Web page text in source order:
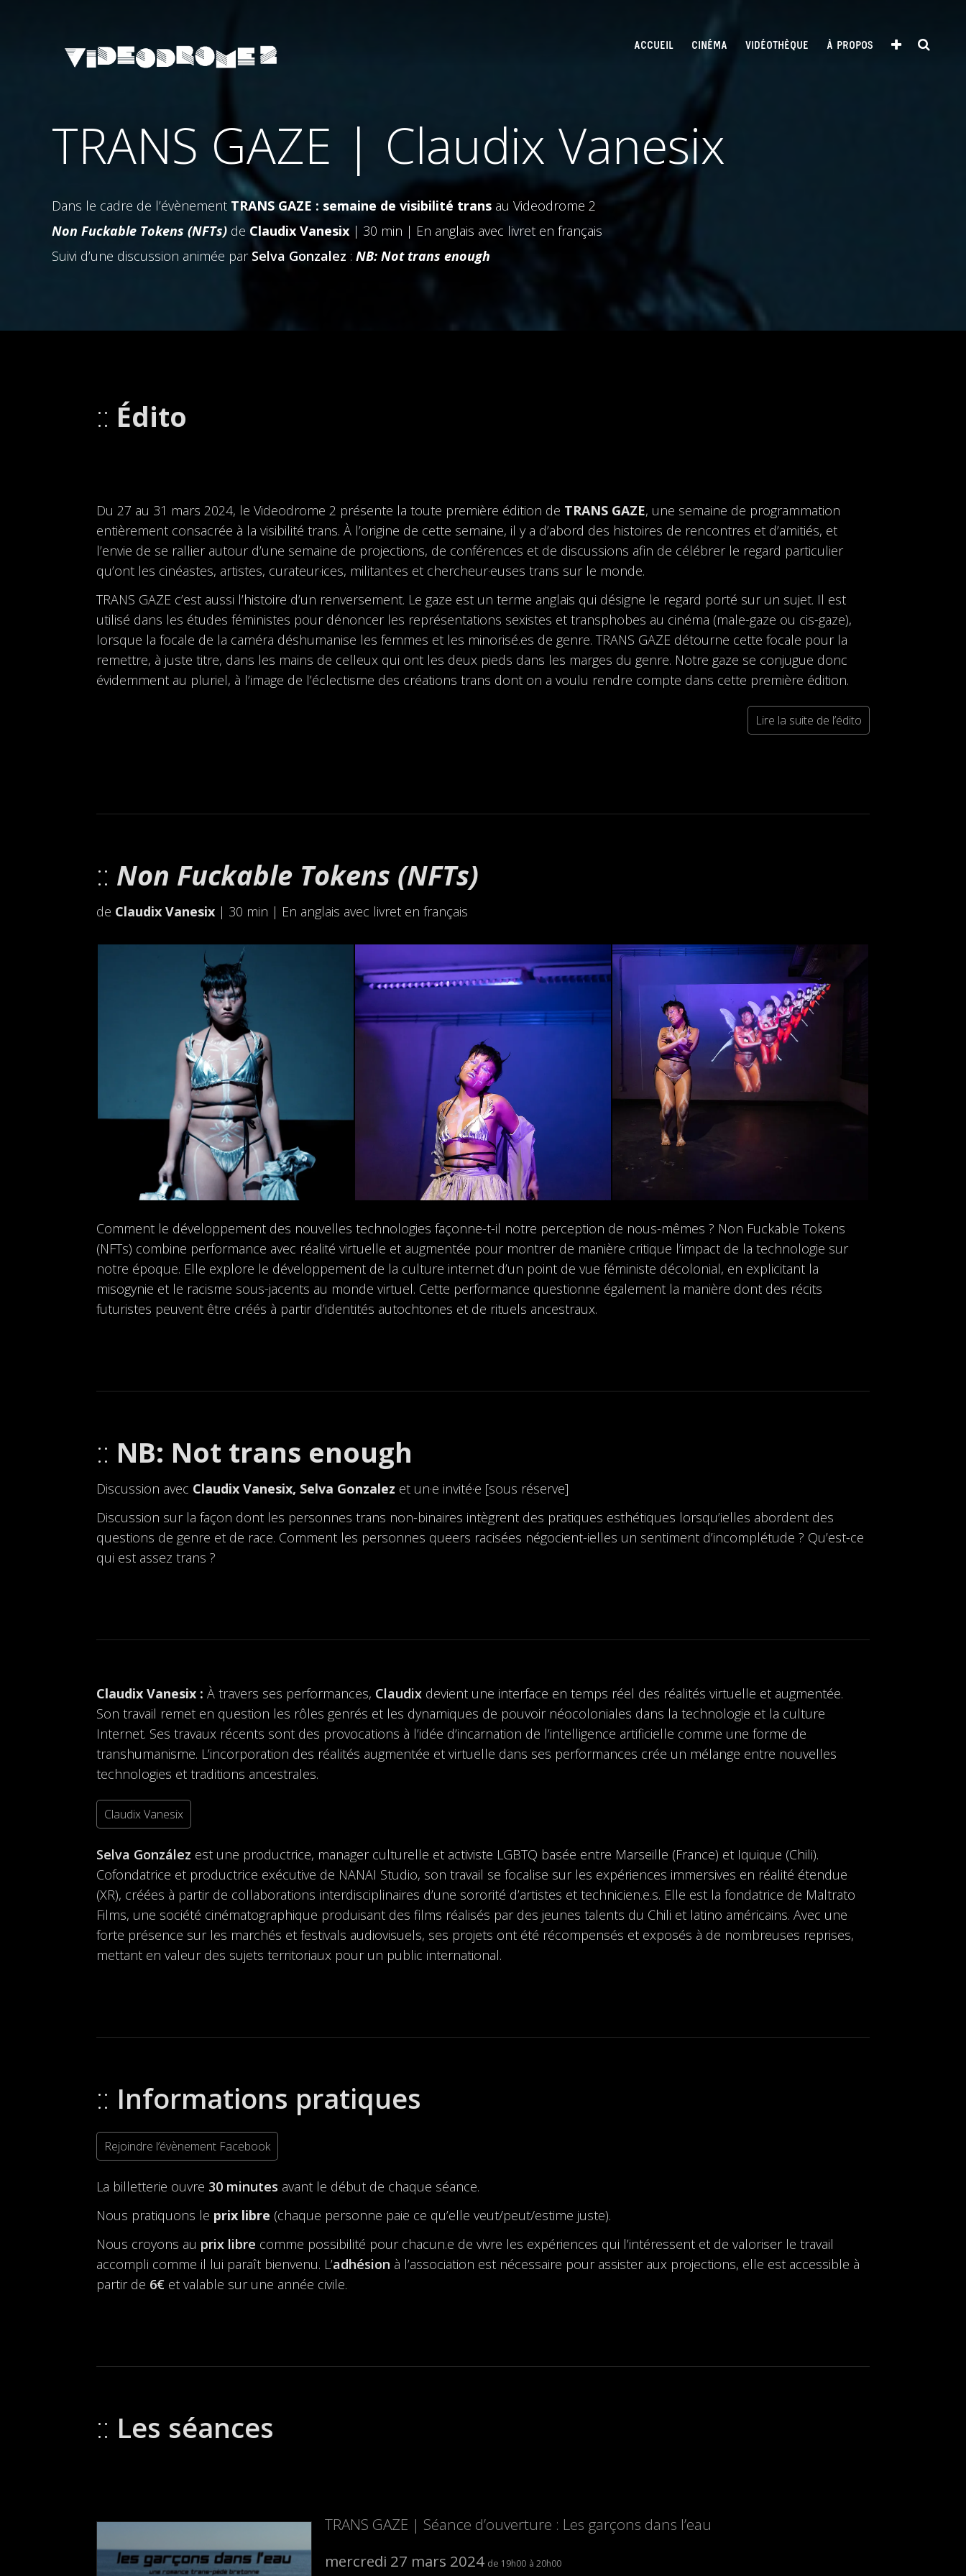
ACCUEIL CINÉMA VIDÉOTHÈQUE À PROPOS
TRANS GAZE | Claudix Vanesix
Dans le cadre de l’évènement TRANS GAZE : semaine de visibilité trans au Videodrome 2
Non Fuckable Tokens (NFTs) de Claudix Vanesix | 30 min | En anglais avec livret en français
Suivi d’une discussion animée par Selva Gonzalez : NB: Not trans enough
Édito
Du 27 au 31 mars 2024, le Videodrome 2 présente la toute première édition de TRANS GAZE, une semaine de programmation
entièrement consacrée à la visibilité trans. À l’origine de cette semaine, il y a d’abord des histoires de rencontres et d’amitiés, et
l’envie de se rallier autour d’une semaine de projections, de conférences et de discussions afin de célébrer le regard particulier
qu’ont les cinéastes, artistes, curateur·ices, militant·es et chercheur·euses trans sur le monde.
TRANS GAZE c’est aussi l’histoire d’un renversement. Le gaze est un terme anglais qui désigne le regard porté sur un sujet. Il est
utilisé dans les études féministes pour dénoncer les représentations sexistes et transphobes au cinéma (male-gaze ou cis-gaze),
lorsque la focale de la caméra déshumanise les femmes et les minorisé.es de genre. TRANS GAZE détourne cette focale pour la
remettre, à juste titre, dans les mains de celleux qui ont les deux pieds dans les marges du genre. Notre gaze se conjugue donc
évidemment au pluriel, à l’image de l’éclectisme des créations trans dont on a voulu rendre compte dans cette première édition.
Lire la suite de l’édito
Non Fuckable Tokens (NFTs)
de Claudix Vanesix | 30 min | En anglais avec livret en français
Comment le développement des nouvelles technologies façonne-t-il notre perception de nous-mêmes ? Non Fuckable Tokens
(NFTs) combine performance avec réalité virtuelle et augmentée pour montrer de manière critique l’impact de la technologie sur
notre époque. Elle explore le développement de la culture internet d’un point de vue féministe décolonial, en explicitant la
misogynie et le racisme sous-jacents au monde virtuel. Cette performance questionne également la manière dont des récits
futuristes peuvent être créés à partir d’identités autochtones et de rituels ancestraux.
NB: Not trans enough
Discussion avec Claudix Vanesix, Selva Gonzalez et un·e invité·e [sous réserve]
Discussion sur la façon dont les personnes trans non-binaires intègrent des pratiques esthétiques lorsqu’ielles abordent des
questions de genre et de race. Comment les personnes queers racisées négocient-ielles un sentiment d’incomplétude ? Qu’est-ce
qui est assez trans ?
Claudix Vanesix :À travers ses performances, Claudix devient une interface en temps réel des réalités virtuelle et augmentée.
Son travail remet en question les rôles genrés et les dynamiques de pouvoir néocoloniales dans la technologie et la culture
Internet. Ses travaux récents sont des provocations à l’idée d’incarnation de l’intelligence artificielle comme une forme de
transhumanisme. L’incorporation des réalités augmentée et virtuelle dans ses performances crée un mélange entre nouvelles
technologies et traditions ancestrales.
Claudix Vanesix
Selva González est une productrice, manager culturelle et activiste LGBTQ basée entre Marseille (France) et Iquique (Chili).
Cofondatrice et productrice exécutive de NANAI Studio, son travail se focalise sur les expériences immersives en réalité étendue
(XR), créées à partir de collaborations interdisciplinaires d’une sororité d’artistes et technicien.e.s. Elle est la fondatrice de Maltrato
Films, une société cinématographique produisant des films réalisés par des jeunes talents du Chili et latino américains. Avec une
forte présence sur les marchés et festivals audiovisuels, ses projets ont été récompensés et exposés à de nombreuses reprises,
mettant en valeur des sujets territoriaux pour un public international.
Informations pratiques
Rejoindre l’évènement Facebook
La billetterie ouvre 30 minutes avant le début de chaque séance.
Nous pratiquons le prix libre (chaque personne paie ce qu’elle veut/peut/estime juste).
Nous croyons au prix libre comme possibilité pour chacun.e de vivre les expériences qui l’intéressent et de valoriser le travail
accompli comme il lui paraît bienvenu. L’adhésion à l’association est nécessaire pour assister aux projections, elle est accessible à
partir de 6€ et valable sur une année civile.
Les séances
TRANS GAZE | Séance d’ouverture : Les garçons dans l’eau
mercredi 27 mars 2024
19h00 20h00